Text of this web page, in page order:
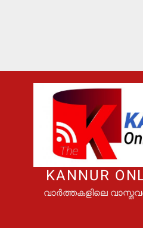
KANNUR
വാർത്തകളിലെ